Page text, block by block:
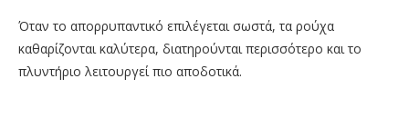
Όταν το απορρυπαντικό επιλέγεται σωστά, τα ρούχα
καθαρίζονται καλύτερα, διατηρούνται περισσότερο και το
πλυντήριο λειτουργεί πιο αποδοτικά.